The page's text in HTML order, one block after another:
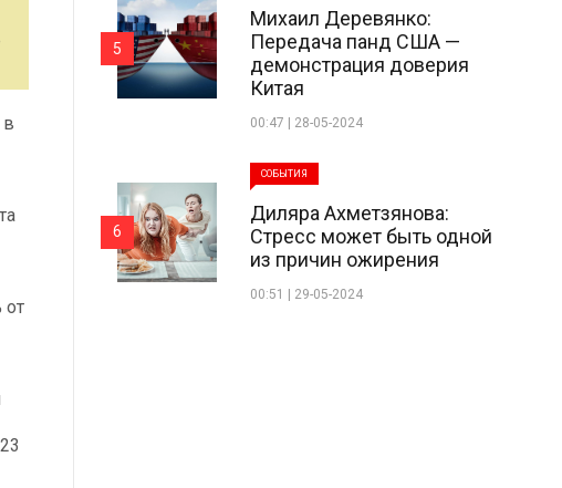
в
от
Михаил Деревянко:
Передача панд США —
демонстрация доверия
Китая
00:47 | 28-05-2024
5
СОБЫТИЯ
Диляра Ахметзянова:
Стресс может быть одной
из причин ожирения
00:51 | 29-05-2024
6